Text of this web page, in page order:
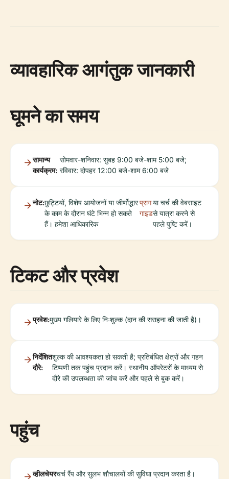
व्यावहारिक आगंतुक जानकारी
घूमने का समय
सामान्य
कार्यक्रम:
सोमवार-शनिवार: सुबह 9:00 बजे-शाम 5:00 बजे;
रविवार: दोपहर 12:00 बजे-शाम 6:00 बजे
नोट:छुट्टियों, विशेष आयोजनों या जीर्णोद्धार
के काम के दौरान घंटे भिन्न हो सकते
हैं। हमेशा आधिकारिक
प्राग
गाइड
या चर्च की वेबसाइट
से यात्रा करने से
पहले पुष्टि करें।
टिकट और प्रवेश
प्रवेश:मुख्य गलियारे के लिए निःशुल्क (दान की सराहना की जाती है)।
निर्देशित
दौरे:
शुल्क की आवश्यकता हो सकती है; प्रतिबंधित क्षेत्रों और गहन
टिप्पणी तक पहुंच प्रदान करें। स्थानीय ऑपरेटरों के माध्यम से
दौरे की उपलब्धता की जांच करें और पहले से बुक करें।
पहुंच
व्हीलचेयरचर्च रैंप और सुलभ शौचालयों की सुविधा प्रदान करता है।